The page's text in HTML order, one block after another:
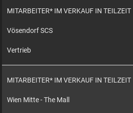
MITARBEITER* IM VERKAUF IN TEILZEIT
Vösendorf SCS
Vertrieb
MITARBEITER* IM VERKAUF IN TEILZEIT
Wien Mitte - The Mall